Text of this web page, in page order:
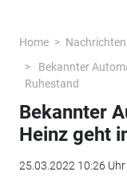
Home Nachrichten
Bekannter
Ruhestand
Bekannter
Heinz geht
25.03.2022 10:26 Uhr